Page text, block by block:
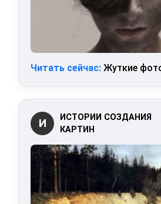
Читать сейчас: Жуткие
И
ИСТОРИИ СОЗДАНИЯ
КАРТИН